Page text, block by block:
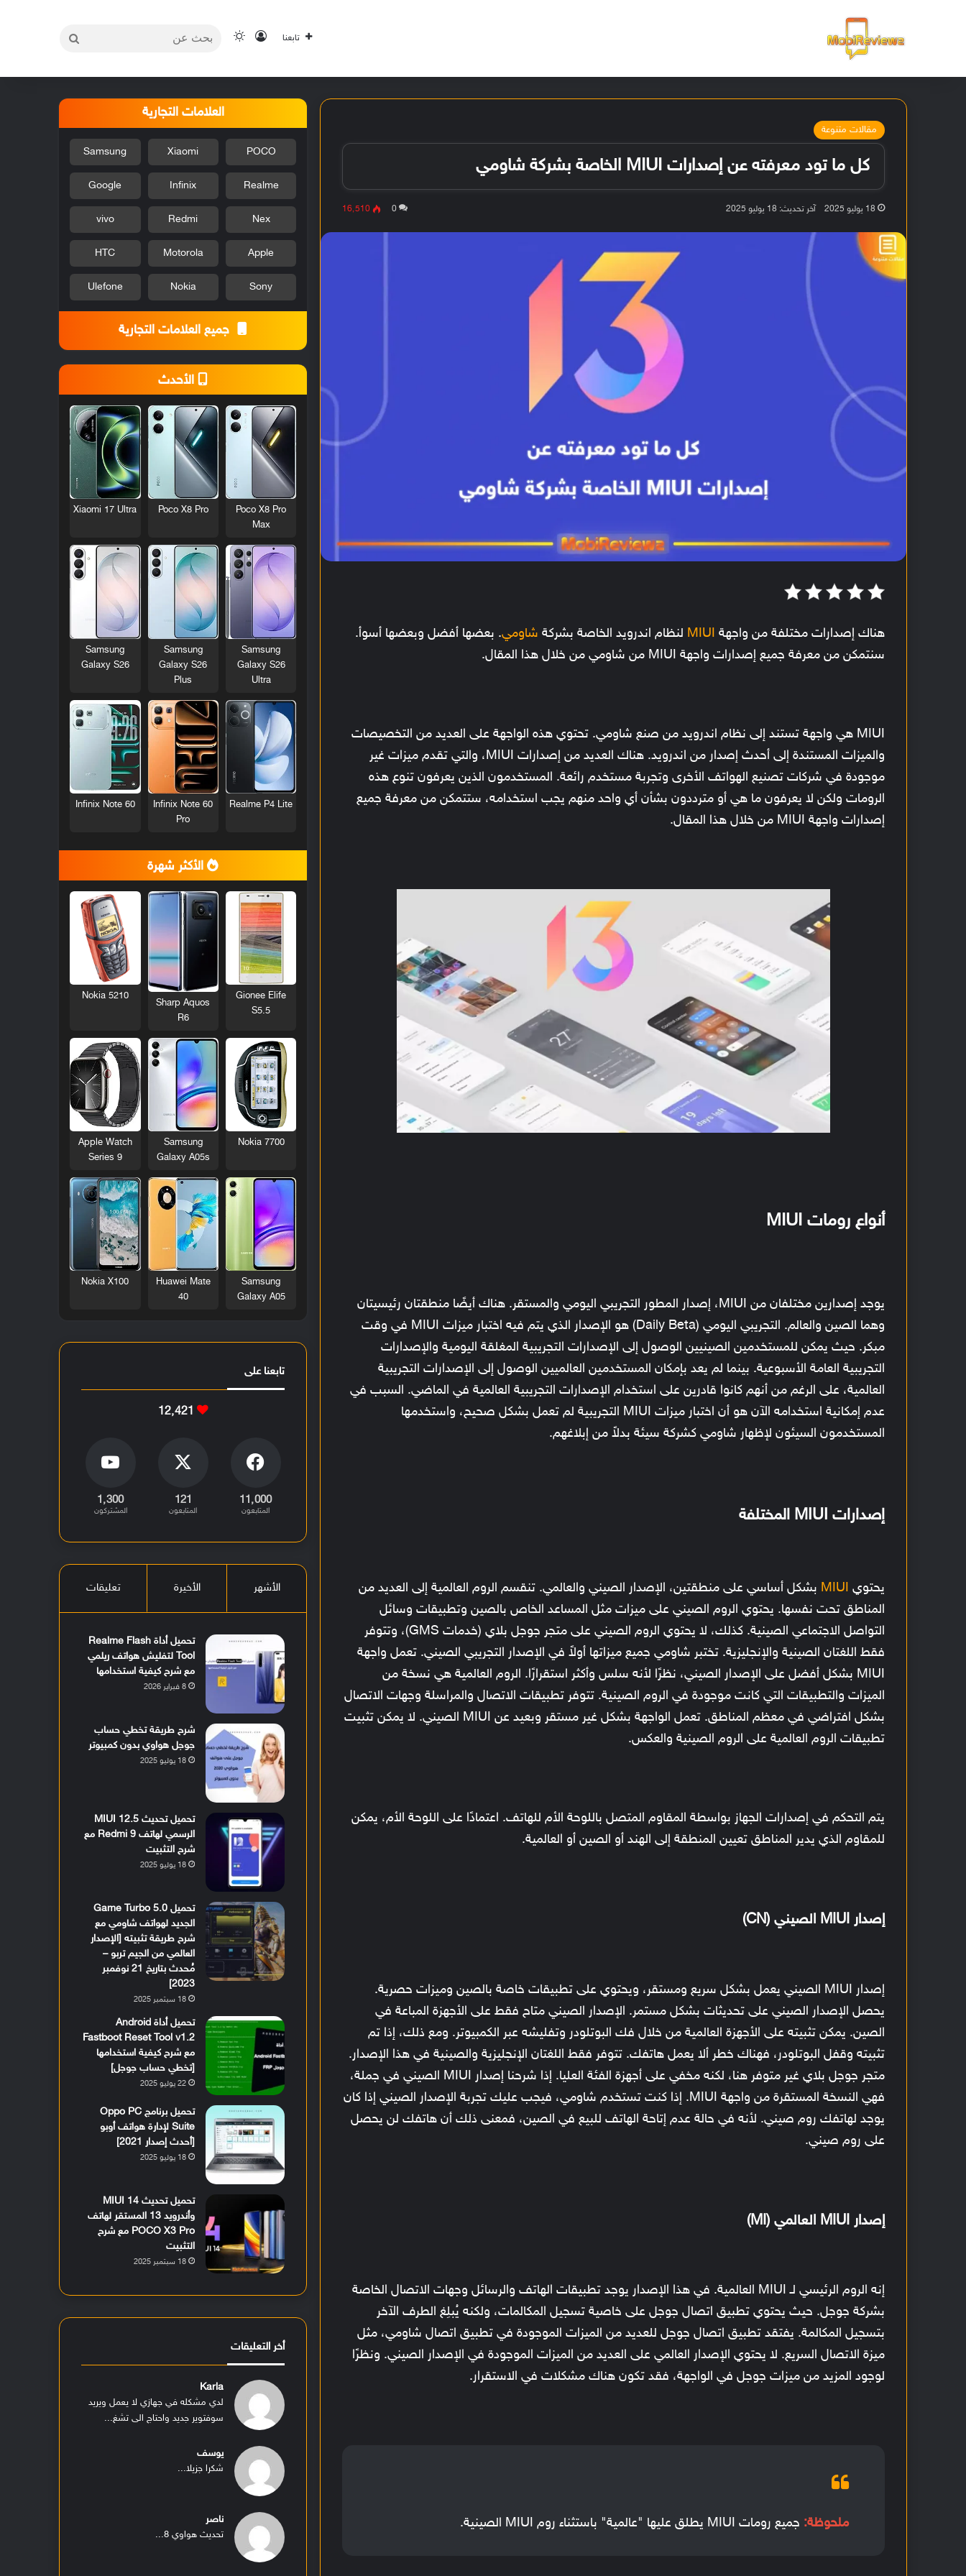
تابعنا تسجيل الدخول
الوضع المظلم
مقالات متنوعة
كل ما تود معرفته عن إصدارات MIUI الخاصة بشركة شاومي
18 يوليو 2025 آخر تحديث: 18 يوليو 2025 0 16٬510
هناك إصدارات مختلفة من واجهة MIUI لنظام اندرويد الخاصة بشركة شاومي. بعضها أفضل وبعضها أسوأ.
سنتمكن من معرفة جميع إصدارات واجهة MIUI من شاومي من خلال هذا المقال.
MIUI هي واجهة تستند إلى نظام اندرويد من صنع شاومي. تحتوي هذه الواجهة على العديد من التخصيصات
والميزات المستندة إلى أحدث إصدار من اندرويد. هناك العديد من إصدارات MIUI، والتي تقدم ميزات غير
موجودة في شركات تصنيع الهواتف الأخرى وتجربة مستخدم رائعة. المستخدمون الذين يعرفون تنوع هذه
الرومات ولكن لا يعرفون ما هي أو مترددون بشأن أي واحد منهم يجب استخدامه، ستتمكن من معرفة جميع
إصدارات واجهة MIUI من خلال هذا المقال.
أنواع رومات MIUI
يوجد إصدارين مختلفان من MIUI، إصدار المطور التجريبي اليومي والمستقر. هناك أيضًا منطقتان رئيسيتان
وهما الصين والعالم. التجريبي اليومي (Daily Beta) هو الإصدار الذي يتم فيه اختبار ميزات MIUI في وقت
مبكر. حيث يمكن للمستخدمين الصينيين الوصول إلى الإصدارات التجريبية المغلقة اليومية والإصدارات
التجريبية العامة الأسبوعية. بينما لم يعد بإمكان المستخدمين العالميين الوصول إلى الإصدارات التجريبية
العالمية، على الرغم من أنهم كانوا قادرين على استخدام الإصدارات التجريبية العالمية في الماضي. السبب في
عدم إمكانية استخدامه الآن هو أن اختبار ميزات MIUI التجريبية لم تعمل بشكل صحيح، واستخدمها
المستخدمون السيئون لإظهار شاومي كشركة سيئة بدلاً من إبلاغهم.
إصدارات MIUI المختلفة
يحتوي MIUI بشكل أساسي على منطقتين، الإصدار الصيني والعالمي. تنقسم الروم العالمية إلى العديد من
المناطق تحت نفسها. يحتوي الروم الصيني على ميزات مثل المساعد الخاص بالصين وتطبيقات وسائل
التواصل الاجتماعي الصينية. كذلك، لا يحتوي الروم الصيني على متجر جوجل بلاي (خدمات GMS)، وتتوفر
فقط اللغتان الصينية والإنجليزية. تختبر شاومي جميع ميزاتها أولاً في الإصدار التجريبي الصيني. تعمل واجهة
MIUI بشكل أفضل على الإصدار الصيني، نظرًا لأنه سلس وأكثر استقرارًا. الروم العالمية هي نسخة من
الميزات والتطبيقات التي كانت موجودة في الروم الصينية. تتوفر تطبيقات الاتصال والمراسلة وجهات الاتصال
بشكل افتراضي في معظم المناطق. تعمل الواجهة بشكل غير مستقر وبعيد عن MIUI الصيني. لا يمكن تثبيت
تطبيقات الروم العالمية على الروم الصينية والعكس.
يتم التحكم في إصدارات الجهاز بواسطة المقاوم المتصل باللوحة الأم للهاتف. اعتمادًا على اللوحة الأم، يمكن
للمقاوم الذي يدير المناطق تعيين المنطقة إلى الهند أو الصين أو العالمية.
إصدار MIUI الصيني (CN)
إصدار MIUI الصيني يعمل بشكل سريع ومستقر، ويحتوي على تطبيقات خاصة بالصين وميزات حصرية.
يحصل الإصدار الصيني على تحديثات بشكل مستمر. الإصدار الصيني متاح فقط على الأجهزة المباعة في
الصين. يمكن تثبيته على الأجهزة العالمية من خلال فك البوتلودر وتفليشه عبر الكمبيوتر. ومع ذلك، إذا تم
تثبيته وقفل البوتلودر، فهناك خطر ألا يعمل هاتفك. تتوفر فقط اللغتان الإنجليزية والصينية في هذا الإصدار.
متجر جوجل بلاي غير متوفر هنا، لكنه مخفي على أجهزة الفئة العليا. إذا شرحنا إصدار MIUI الصيني في جملة،
فهي النسخة المستقرة من واجهة MIUI. إذا كنت تستخدم شاومي، فيجب عليك تجربة الإصدار الصيني إذا كان
يوجد لهاتفك روم صيني. لأنه في حالة عدم إتاحة الهاتف للبيع في الصين، فمعنى ذلك أن هاتفك لن يحصل
على روم صيني.
إصدار MIUI العالمي (MI)
إنه الروم الرئيسي لـ MIUI العالمية. في هذا الإصدار يوجد تطبيقات الهاتف والرسائل وجهات الاتصال الخاصة
بشركة جوجل. حيث يحتوي تطبيق اتصال جوجل على خاصية تسجيل المكالمات، ولكنه يُبلِغ الطرف الآخر
بتسجيل المكالمة. يفتقد تطبيق اتصال جوجل للعديد من الميزات الموجودة في تطبيق اتصال شاومي، مثل
ميزة الاتصال السريع. لا يحتوي الإصدار العالمي على العديد من الميزات الموجودة في الإصدار الصيني. ونظرًا
لوجود المزيد من ميزات جوجل في الواجهة، فقد تكون هناك مشكلات في الاستقرار.
ملحوظة: جميع رومات MIUI يطلق عليها "عالمية" باستثناء روم MIUI الصينية.
العلامات التجارية
POCO
Xiaomi
Samsung
Realme
Infinix
Google
Nex
Redmi
vivo
Apple
Motorola
HTC
Sony
Nokia
Ulefone
جميع العلامات التجارية
الأحدث
Poco X8 Pro
Max
Poco X8 Pro
Xiaomi 17 Ultra
Samsung
Galaxy S26
Ultra
Samsung
Galaxy S26
Plus
Samsung
Galaxy S26
Realme P4 Lite
Infinix Note 60
Pro
Infinix Note 60
الأكثر شهرة
Gionee Elife
S5.5
Sharp Aquos
R6
Nokia 5210
Nokia 7700
Samsung
Galaxy A05s
Apple Watch
Series 9
Samsung
Galaxy A05
Huawei Mate
40
Nokia X100
تابعنا على
12٬421
11٬000
المتابعون
121
المتابعون
1٬300
المشتركون
الأشهر الأخيرة تعليقات
تحميل أداة Realme Flash
Tool لتفليش هواتف ريلمي
مع شرح كيفية استخدامها
8 فبراير 2026
شرح طريقة تخطي حساب
جوجل هواوي بدون كمبيوتر
18 يوليو 2025
تحميل تحديث MIUI 12.5
الرسمي لهاتف Redmi 9 مع
شرح التثبيت
18 يوليو 2025
تحميل Game Turbo 5.0
الجديد لهواتف شاومي مع
شرح طريقة تثبيته [الإصدار
العالمي من الجيم تربو –
مُحدث بتاريخ 21 نوفمبر
2023]
18 سبتمبر 2025
تحميل أداة Android
Fastboot Reset Tool v1.2
مع شرح كيفية استخدامها
[تخطي حساب جوجل]
22 يوليو 2025
تحميل برنامج Oppo PC
Suite لإدارة هواتف أوبو
[أحدث إصدار 2021]
18 يوليو 2025
تحميل تحديث MIUI 14
وأندرويد 13 المستقر لهاتف
POCO X3 Pro مع شرح
التثبيت
18 سبتمبر 2025
أخر التعليقات
Karla
لدي مشكله في جهازي لا يعمل ويريد
سوفتوير جديد واحتاج الى تشغ...
يوسف
شكرا جزيلا...
ناصر
تحديث هواوي 8...